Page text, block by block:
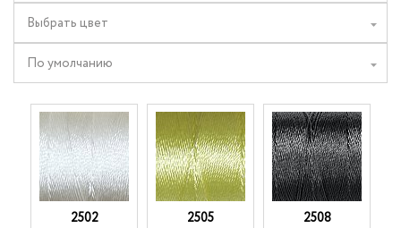
Выбрать цвет
По умолчанию
2502 2505 2508